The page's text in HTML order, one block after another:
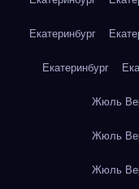
Екатеринбург
Екатеринбург
Жюль
Жюль
Жюль